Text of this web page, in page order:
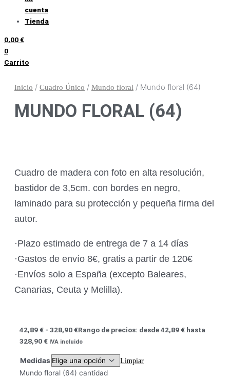
cuenta
Tienda
0,00€
0
Carrito
Inicio / Cuadro Único / Mundo floral / Mundo floral (64)
MUNDO FLORAL (64)
Cuadro de madera con foto en alta resolución,
bastidor de 3,5cm. con bordes en negro,
laminado para su protección y pequeña firma del
autor.
·Plazo estimado de entrega de 7 a 14 días
·Gastos de envío 8€, gratis a partir de 120€
·Envíos solo a España (excepto Baleares,
Canarias, Ceuta y Melilla).
42,89€ - 328,90€Rango de precios: desde 42,89 € hasta
328,90 € IVA incluido
Medidas Limpiar
Mundo floral (64) cantidad